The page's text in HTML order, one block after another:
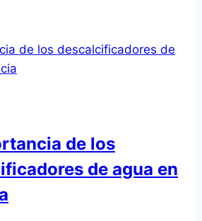
de los
de agua en